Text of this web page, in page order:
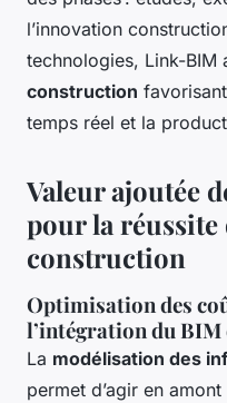
l’innovation
technologies, Link-BIM
construction
temps réel et la
Valeur ajoutée
pour la réussite
construction
Optimisation des
l’intégration du BIM
La modélisation des
permet d’agir en